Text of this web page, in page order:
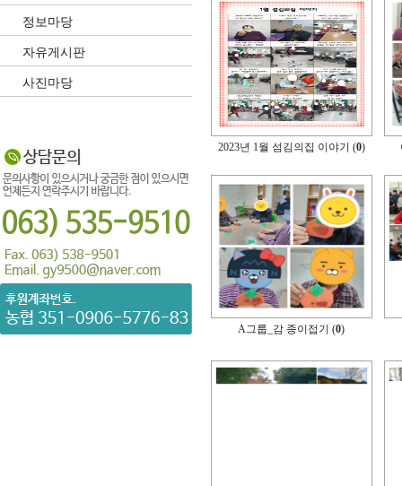
정보마당
자유게시판
사진마당
2023년 1월 섬김의집 이야기 (0)
A그룹_감 종이접기 (0)